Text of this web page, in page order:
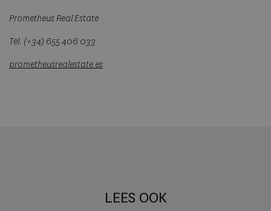
Prometheus Real Estate
Tel: (+34) 655 406 033
prometheusrealestate.es
LEES OOK